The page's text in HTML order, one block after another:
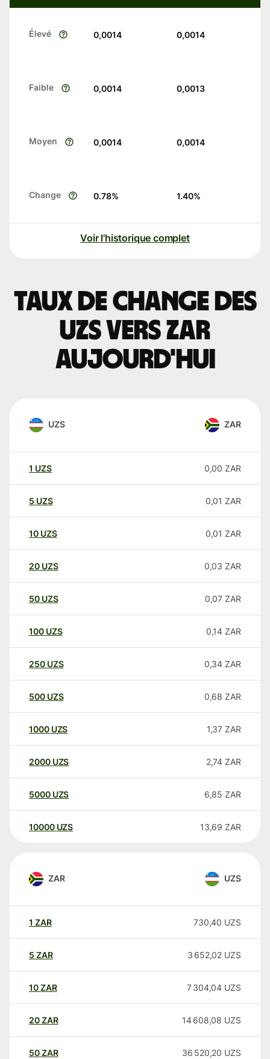
Élevé 0,0014 0,0014
Faible 0,0014 0,0013
Moyen 0,0014 0,0014
Change 0.78% 1.40%
Voir l'historique complet
Taux de change des
UZS vers ZAR
aujourd'hui
UZS ZAR
1 UZS 0,00 ZAR
5 UZS 0,01 ZAR
10 UZS 0,01 ZAR
20 UZS 0,03 ZAR
50 UZS 0,07 ZAR
100 UZS 0,14 ZAR
250 UZS 0,34 ZAR
500 UZS 0,68 ZAR
1000 UZS 1,37 ZAR
2000 UZS 2,74 ZAR
5000 UZS 6,85 ZAR
10000 UZS 13,69 ZAR
ZAR UZS
1 ZAR 730,40 UZS
5 ZAR 3 652,02 UZS
10ZAR 7 304,04 UZS
20ZAR 14 608,08 UZS
50ZAR 36 520,20 UZS